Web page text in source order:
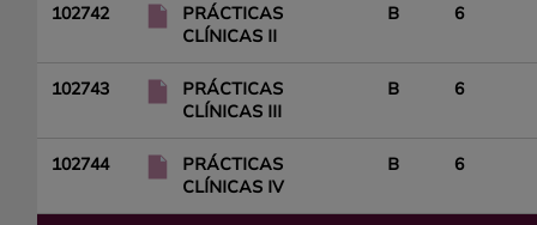
102742
PRÁCTICAS
CLÍNICAS II
B 6
102743
PRÁCTICAS
CLÍNICAS III
B 6
102744
PRÁCTICAS
CLÍNICAS IV
B 6